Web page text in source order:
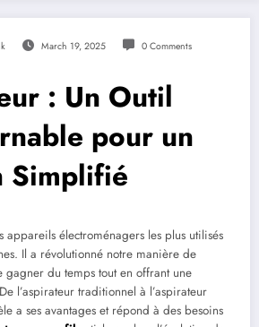
March 19, 2025 0 Comments
: Un Outil
pour un
Simplifié
appareils électroménagers les plus utilisés
Il a révolutionné notre manière de
gagner du temps tout en offrant une
l’aspirateur traditionnel à l’aspirateur
a ses avantages et répond à des besoins